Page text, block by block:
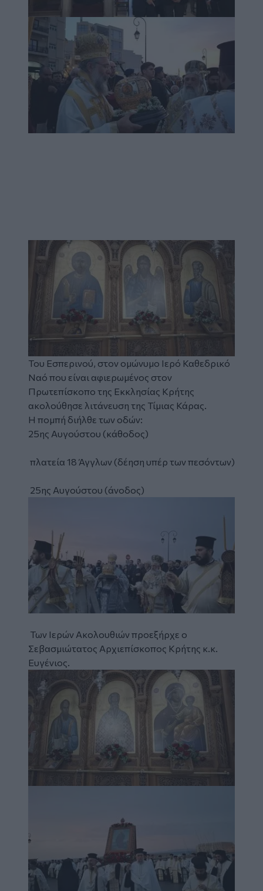
Image
Image
Του Εσπερινού, στον ομώνυμο Ιερό Καθεδρικό
Ναό που είναι αφιερωμένος στον
Πρωτεπίσκοπο της Εκκλησίας Κρήτης
ακολούθησε λιτάνευση της Τίμιας Κάρας.
Η πομπή διήλθε των οδών:
25ης Αυγούστου (κάθοδος)
πλατεία 18 Άγγλων (δέηση υπέρ των πεσόντων)
25ης Αυγούστου (άνοδος)
Των Ιερών Ακολουθιών προεξήρχε ο
Σεβασμιώτατος Αρχιεπίσκοπος Κρήτης κ.κ.
Ευγένιος.